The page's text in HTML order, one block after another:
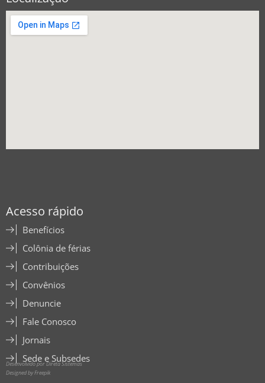
Acesso rápido
Benefícios
Colônia de férias
Contribuições
Convênios
Denuncie
Fale Conosco
Jornais
Sede e Subsedes
Desenvolvido por Direta Sistemas
Designed by Freepik